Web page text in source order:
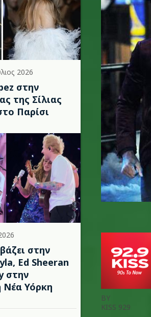
2026
στην
της Σίλιας
Παρίσι
στην
Ed Sheeran
στην
Νέα Υόρκη
BY
KISS 929